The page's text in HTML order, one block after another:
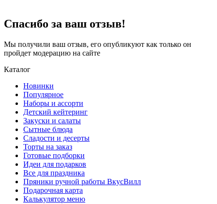
Спасибо за ваш отзыв!
Мы получили ваш отзыв, его опубликуют как только он
пройдет модерацию на сайте
Каталог
Новинки
Популярное
Наборы и ассорти
Детский кейтеринг
Закуски и салаты
Сытные блюда
Сладости и десерты
Торты на заказ
Готовые подборки
Идеи для подарков
Все для праздника
Пряники ручной работы ВкусВилл
Подарочная карта
Калькулятор меню